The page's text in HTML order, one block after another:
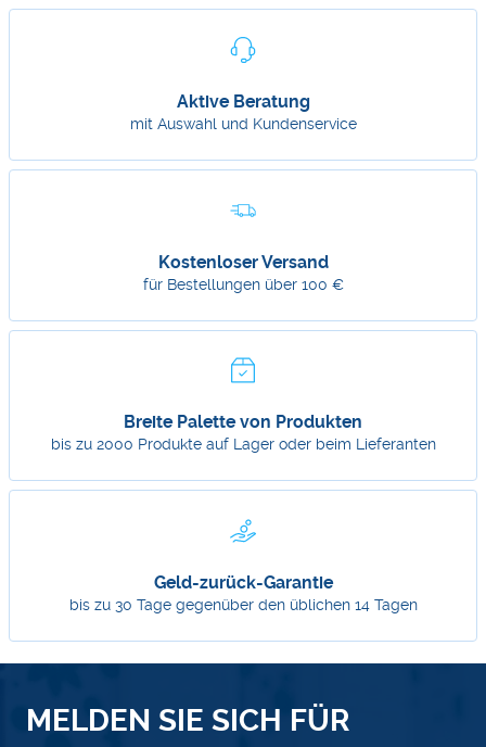
Aktive Beratung
mit Auswahl und Kundenservice
Kostenloser Versand
für Bestellungen über 100 €
Breite Palette von Produkten
bis zu 2000 Produkte auf Lager oder beim Lieferanten
Geld-zurück-Garantie
bis zu 30 Tage gegenüber den üblichen 14 Tagen
MELDEN SIE SICH FÜR